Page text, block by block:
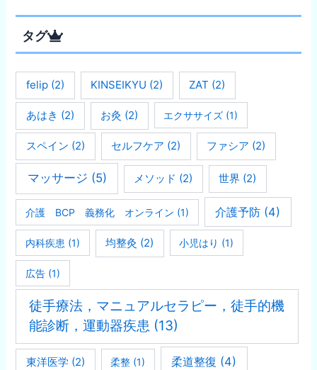
タグ
felip (2) KINSEIKYU (2) ZAT (2)
あはき (2) お灸 (2) エクササイズ (1)
スペイン (2) セルフケア (2) ファシア (2)
マッサージ (5) メソッド (2) 世界 (2)
介護 BCP 義務化 オンライン (1) 介護予防 (4)
内科疾患 (1) 均整灸 (2) 小児はり (1)
広告 (1)
徒手療法，マニュアルセラピー，徒手的機
能診断，運動器疾患 (13)
東洋医学 (2) 柔整 (1) 柔道整復 (4)